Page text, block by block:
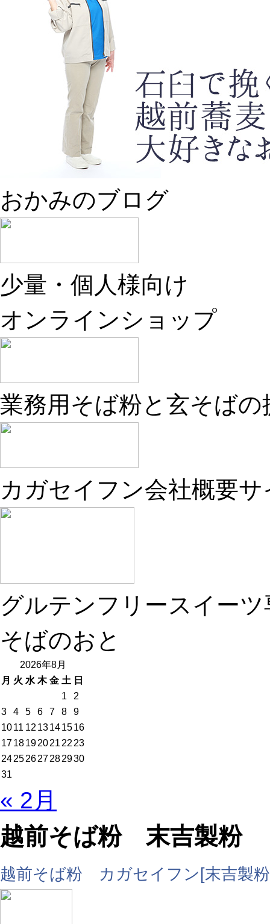
おかみのブログ
少量・個人様向け
オンラインショップ
業務用そば粉と玄そばの
カガセイフン会社概要サ
グルテンフリースイーツ
そばのおと
2026年8月
月 火 水 木 金 土 日
1
2
3
4 5 6 7 8
9
1011 12 13141516
1718192021 22 23
24252627282930
31
« 2月
越前そば粉 末吉製粉
越前そば粉 カガセイフン[末吉製